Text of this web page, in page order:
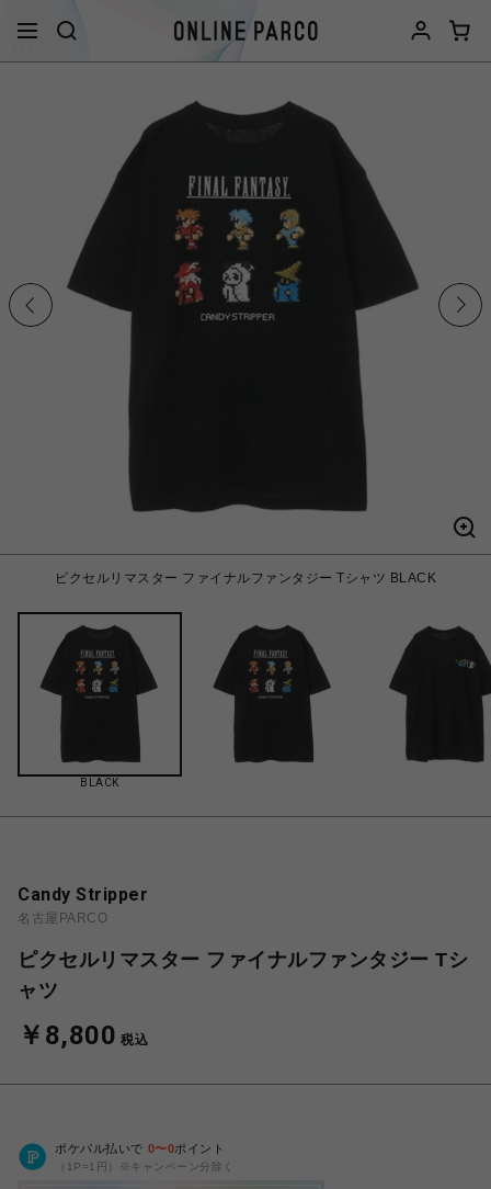
ピクセルリマスター ファイナルファンタジー Tシャツ BLACK
BLACK
Candy Stripper
名古屋PARCO
ピクセルリマスター ファイナルファンタジー Tシ
ャツ
￥8,800 税込
ポケパル払いで 0〜0ポイント
（1P=1円）※キャンペーン分除く